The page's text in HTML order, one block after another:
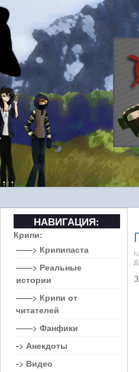
НАВИГАЦИЯ:
Крипи:
——> Крипипаста
——> Реальные
истории
——> Крипи от
читателей
——> Фанфики
-> Анекдоты
-> Видео